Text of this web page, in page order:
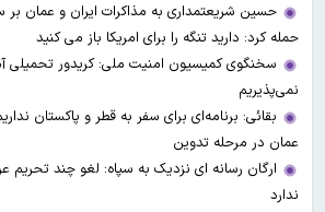
حسین شریعتمداری به مذاکرات ایران و عمان بر
حمله کرد: دارید تنگه را برای امریکا باز می کنید
سخنگوی کمیسیون امنیت ملی: کریدور تحمیلی
نمی‌پذیریم
بقائی: برنامه‌ای برای سفر به قطر و پاکستان
عمان در مرحله تدوین
ارگان رسانه ای نزدیک به سپاه: لغو چند تحریم
ندارد